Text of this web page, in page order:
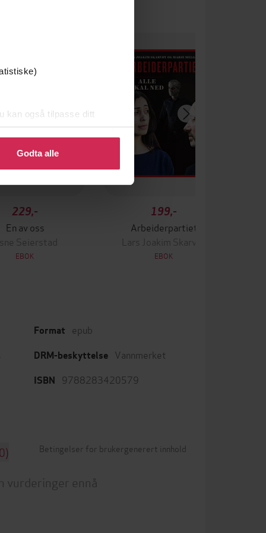
kan også tilpasse ditt
eller endre ditt samtykke.
Godta alle
229,-
En av oss
Seierstad
EBOK
199,-
Arbeiderpartiet
Lars Joakim Skarvøy
EBOK
Format epub
DRM-beskyttelse Vannmerket
ISBN 9788283420579
Betingelser for brukergenerert innhold
vurderinger ennå